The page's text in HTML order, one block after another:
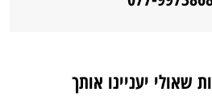
שאולי יעניינו אותך